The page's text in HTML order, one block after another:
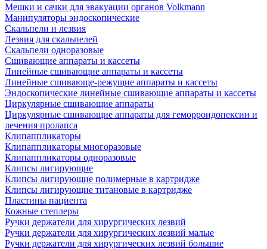
Мешки и сачки для эвакуации органов Volkmann
Манипуляторы эндоскопические
Скальпели и лезвия
Лезвия для скальпелей
Скальпели одноразовые
Сшивающие аппараты и кассеты
Линейные сшивающие аппараты и кассеты
Линейные сшивающе-режущие аппараты и кассеты
Эндоскопические линейные сшивающие аппараты и кассеты
Циркулярные сшивающие аппараты
Циркулярные сшивающие аппараты для геморроидопексии и
лечения пролапса
Клипаппликаторы
Клипаппликаторы многоразовые
Клипаппликаторы одноразовые
Клипсы лигирующие
Клипсы лигирующие полимерные в картридже
Клипсы лигирующие титановые в картридже
Пластины пациента
Кожные степлеры
Ручки держатели для хирургических лезвий
Ручки держатели для хирургических лезвий малые
Ручки держатели для хирургических лезвий большие